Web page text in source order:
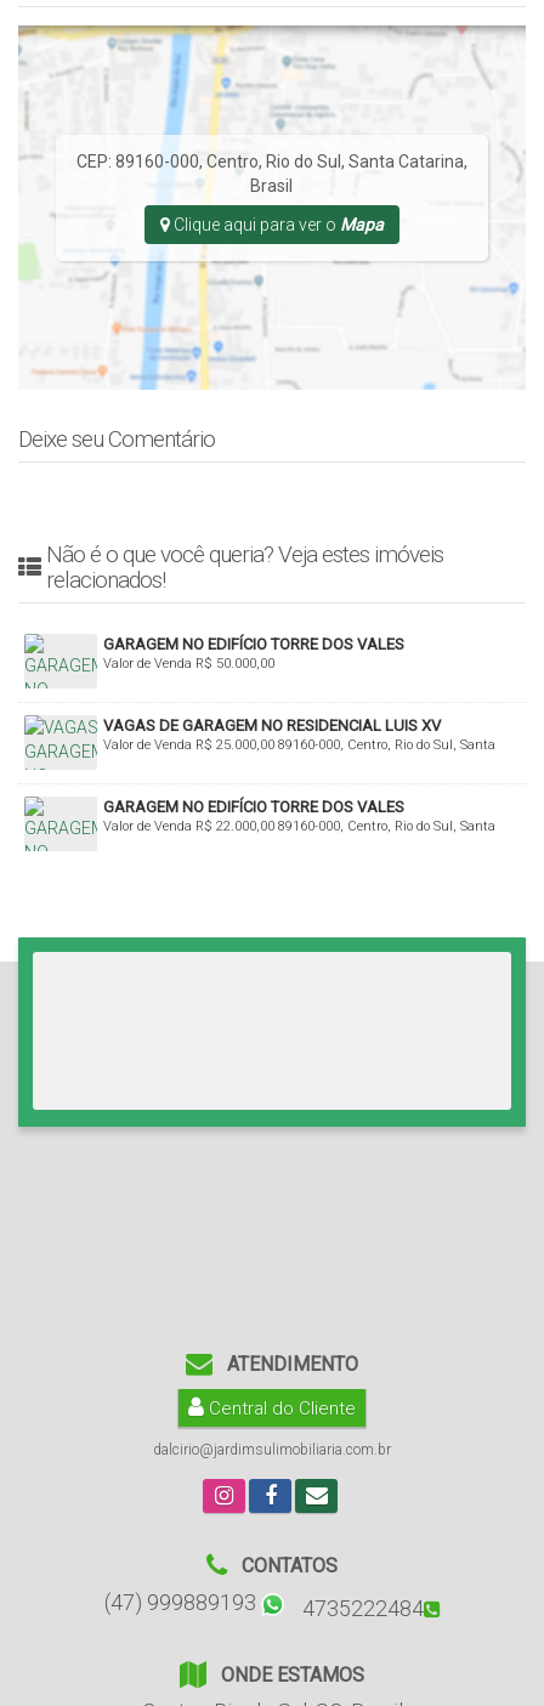
CEP: 89160-000, Centro, Rio do Sul , Santa Catarina,
Brasil
Clique aqui para ver o Mapa
Deixe seu Comentário
Não é o que você queria? Veja estes imóveis
relacionados!
GARAGEM NO EDIFÍCIO TORRE DOS VALES
R$ 50.000,00
Valor de Venda
VAGAS DE GARAGEM NO RESIDENCIAL LUIS XV
R$ 25.000,00
Valor de Venda
89160-000, Centro, Rio do Sul, Santa
GARAGEM NO EDIFÍCIO TORRE DOS VALES
R$ 22.000,00
Valor de Venda
89160-000, Centro, Rio do Sul, Santa
ATENDIMENTO
Central do Cliente
dalcirio@jardimsulimobiliaria.com.br
CONTATOS
(47) 999889193 4735222484
ONDE ESTAMOS